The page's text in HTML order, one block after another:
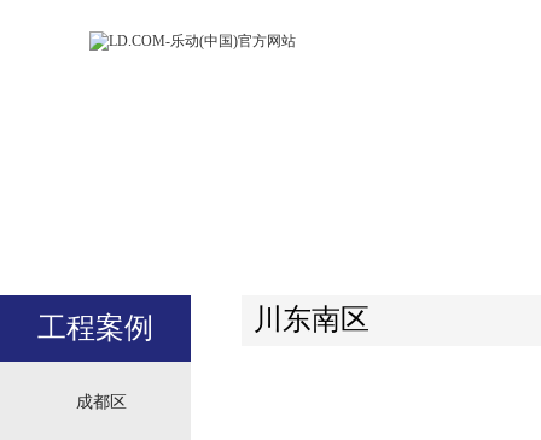
工程案例
成都区
川东南区